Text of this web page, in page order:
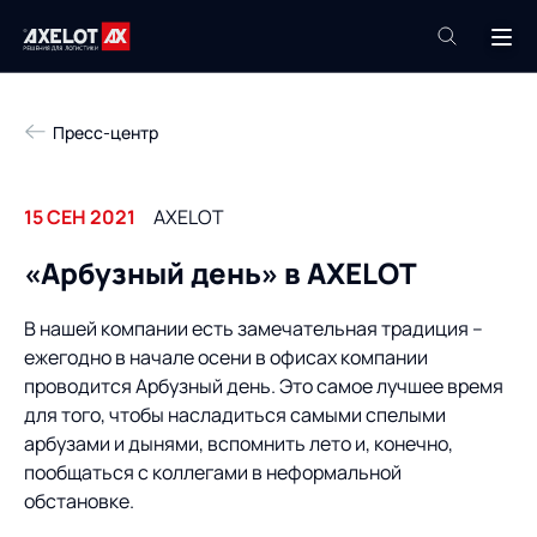
Техподдержка
Компания
Роботизация
Академия
База знаний
Услуги
Пресс-центр
Проекты
Контакты
Пресс-центр
15 СЕН 2021 AXELOT
«Арбузный день» в AXELOT
В нашей компании есть замечательная традиция –
ежегодно в начале осени в офисах компании
проводится Арбузный день. Это самое лучшее время
для того, чтобы насладиться самыми спелыми
арбузами и дынями, вспомнить лето и, конечно,
пообщаться с коллегами в неформальной
обстановке.